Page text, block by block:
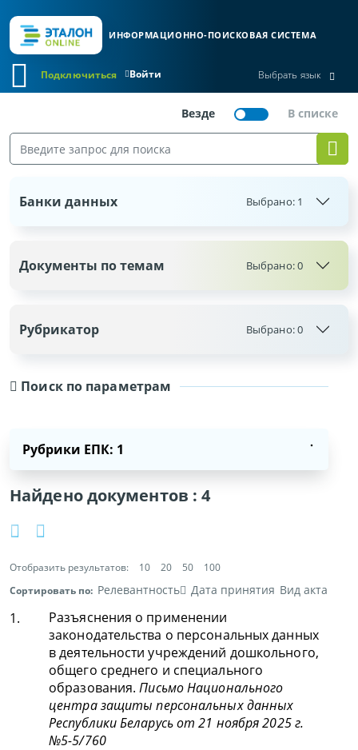
ИНФОРМАЦИОННО-ПОИСКОВАЯ СИСТЕМА
Войти
Подключиться Выбрать язык
Поиск по параметрам
Рубрики ЕПК: 1
Найдено документов :4
Отобразить результатов: 10 20 50
100
Сортировать по: Релевантность Дата принятия Вид акта
1.
Разъяснения о применении
законодательства о персональных данных
в деятельности учреждений дошкольного,
общего среднего и специального
образования.Письмо Национального
центра защиты персональных данных
Республики Беларусь от 21 ноября 2025 г.
№5-5/760
Банки данных Выбрано: 1
Документы по темам Выбрано:0
Рубрикатор Выбрано:0